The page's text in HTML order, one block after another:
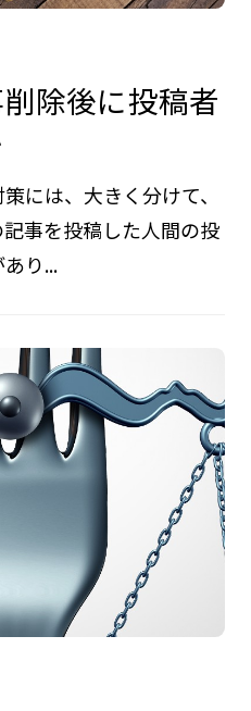
除後に投稿者
には、大きく分けて、
事を投稿した人間の投
り...